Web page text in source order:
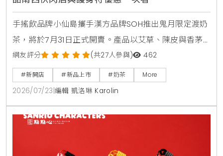
手搖飲品牌小仙島攜手漢方品牌SOH推出鬼月限定渡奶
茶，將於7月31日正式開賣。產品以艾草、陳皮與香茅
等草本食材入茶，帶給讀者清爽去悶的全新風味。同步
登場的還有誠品生活台北南西店快閃店，以及與
Allumer Dessert合作的中秋甜點禮盒，提供豐富的生
活體驗與門市優惠。
網友評分 (共27人參與) 462
#新開店 #新品上市 #奶茶 More
2026/07/23 編輯 凱洛琳 Karolin